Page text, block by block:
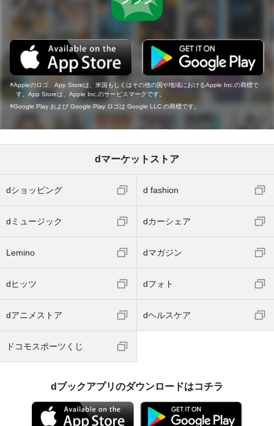
Appleのロゴ、App Storeは、米国もしくはその他の国や地域におけるApple Inc.の商標で
す。App Storeは、Apple Inc.のサービスマークです。
Google Play および Google Play ロゴは Google LLC の商標です。
dマーケットストア
dショッピング d fashion
dミュージック dカーシェア
Lemino dマガジン
dヒッツ dフォト
dアニメストア dヘルスケア
ドコモスポーツくじ
dブックアプリのダウンロードはコチラ